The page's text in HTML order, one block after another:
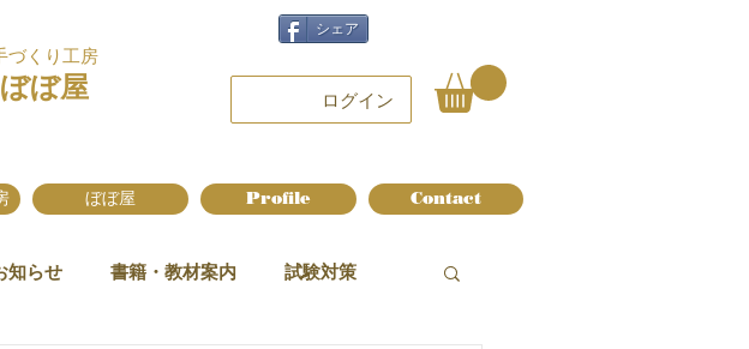
づくり工房
ぼぼ屋
シェア
ログイン
ぼぼ屋 Profile Contact
知らせ 書籍・教材案内 試験対策